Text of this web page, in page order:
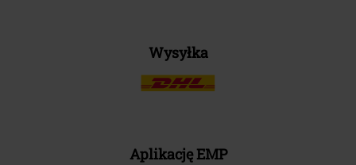
Wysyłka
Aplikację EMP